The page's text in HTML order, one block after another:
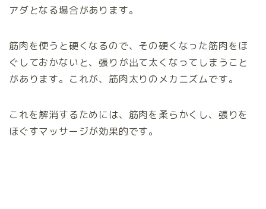
アダとなる場合があります。
筋肉を使うと硬くなるので、その硬くなった筋肉をほ
ぐしておかないと、張りが出て太くなってしまうこと
があります。これが、筋肉太りのメカニズムです。
これを解消するためには、筋肉を柔らかくし、張りを
ほぐすマッサージが効果的です。